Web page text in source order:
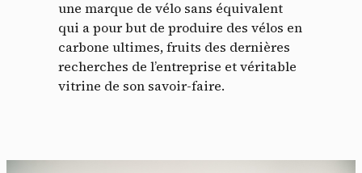
une marque de vélo sans équivalent
qui a pour but de produire des vélos en
carbone ultimes, fruits des dernières
recherches de l’entreprise et véritable
vitrine de son savoir-faire.